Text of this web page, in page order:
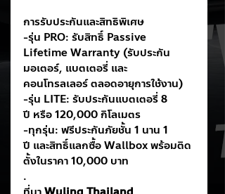
การรับประกันและสิทธิพิเศษ
-รุ่น PRO: รับสิทธิ์ Passive
Lifetime Warranty (รับประกัน
มอเตอร์, แบตเตอรี่ และ
คอนโทรลเลอร์ ตลอดอายุการใช้งาน)
-รุ่น LITE: รับประกันแบตเตอรี่ 8
ปี หรือ 120,000 กิโลเมตร
-ทุกรุ่น: ฟรีประกันภัยชั้น 1 นาน 1
ปี และสิทธิ์แลกซื้อ Wallbox พร้อมติด
ตั้งในราคา 10,000 บาท
.